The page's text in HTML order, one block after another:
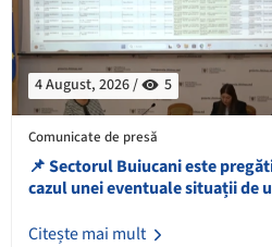
4 August, 2026 / 5
Comunicate de presă
📌 Sectorul Buiucani este
cazul unei eventuale situații de
Citește mai mult